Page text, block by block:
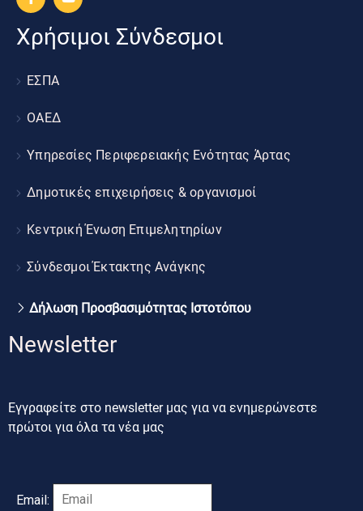
Χρήσιμοι Σύνδεσμοι
ΕΣΠΑ
ΟΑΕΔ
Υπηρεσίες Περιφερειακής Ενότητας Άρτας
Δημοτικές επιχειρήσεις & οργανισμοί
Κεντρική Ένωση Επιμελητηρίων
Σύνδεσμοι Έκτακτης Ανάγκης
Δήλωση Προσβασιμότητας Ιστοτόπου
Newsletter
Εγγραφείτε στο newsletter μας για να ενημερώνεστε
πρώτοι για όλα τα νέα μας
Email: